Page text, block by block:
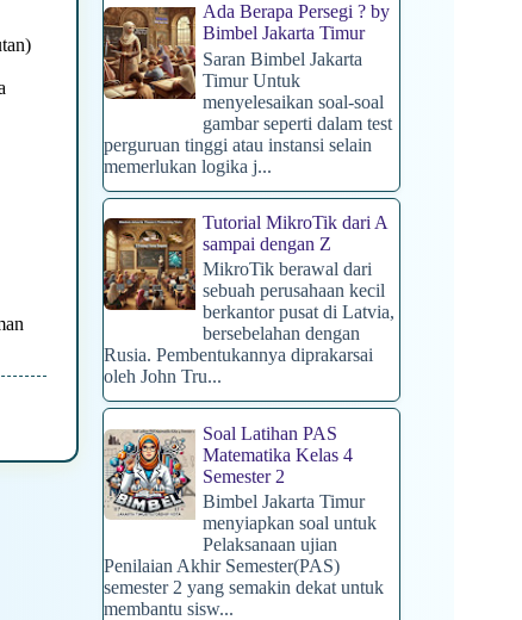
Ada Berapa Persegi ? by
Bimbel Jakarta Timur
Saran Bimbel Jakarta
Timur Untuk
menyelesaikan soal-soal
gambar seperti dalam test
perguruan tinggi atau instansi selain
memerlukan logika j...
Tutorial MikroTik dari A
sampai dengan Z
MikroTik berawal dari
sebuah perusahaan kecil
berkantor pusat di Latvia,
bersebelahan dengan
Rusia. Pembentukannya diprakarsai
oleh John Tru...
Soal Latihan PAS
Matematika Kelas 4
Semester 2
Bimbel Jakarta Timur
menyiapkan soal untuk
Pelaksanaan ujian
Penilaian Akhir Semester(PAS)
semester 2 yang semakin dekat untuk
membantu sisw...